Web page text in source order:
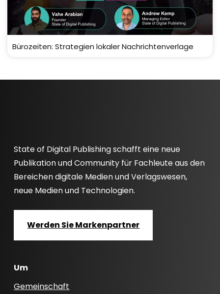
Bürozeiten: Strategien lokaler Nachrichtenverlage
State of Digital Publishing schafft eine neue
Publikation und Community für Fachleute aus den
Bereichen digitale Medien und Verlagswesen,
neue Medien und Technologien.
Werden Sie Markenpartner
Um
Gemeinschaft